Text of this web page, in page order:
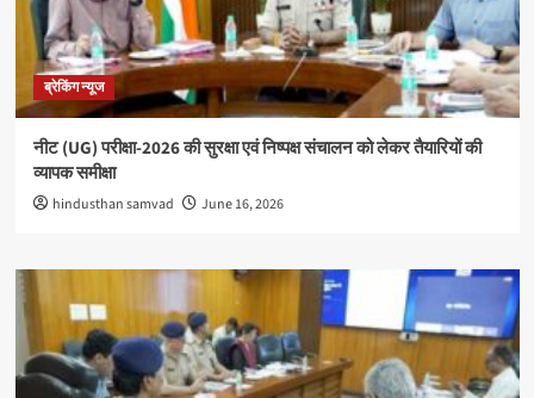
ब्रेकिंग न्यूज
नीट (UG) परीक्षा-2026 की सुरक्षा एवं निष्पक्ष संचालन को लेकर तैयारियों की
व्यापक समीक्षा
hindusthan samvad June 16, 2026